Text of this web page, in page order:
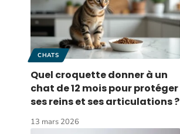
CHATS
Quel croquette donner à un
chat de 12 mois pour protéger
ses reins et ses articulations ?
13 mars 2026